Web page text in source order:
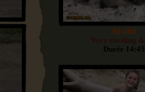
Ayako
Durée 14:45